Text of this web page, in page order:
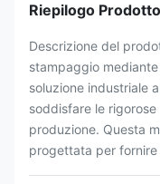
Riepilogo Prodotto
Descrizione del
stampaggio
soluzione industriale
soddisfare le
produzione. Questa
progettata per fornire